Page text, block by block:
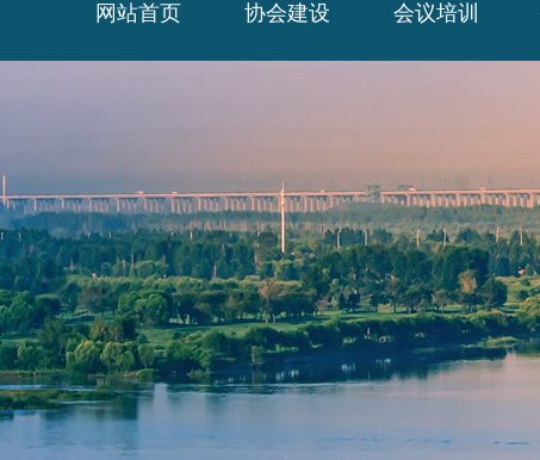
网站首页 协会建设 会议培训
行业动态：勘察设计行业“双碳”目标下发展探索
行业动态：13部门联合发文进一步规范招标投标